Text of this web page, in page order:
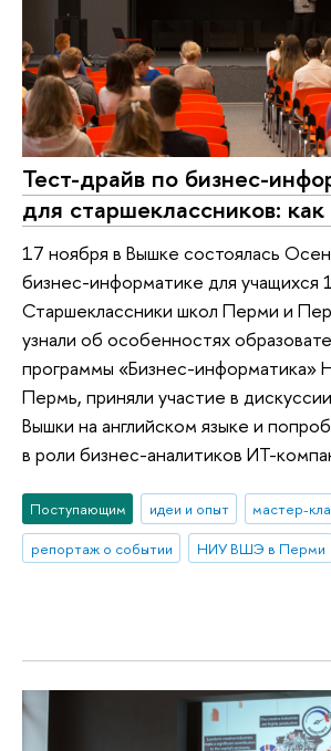
Тест-драйв по бизнес-
для старшеклассников:
17 ноября в Вышке состоялась
бизнес-информатике для учащихся
Старшеклассники школ Перми и
узнали об особенностях
программы «Бизнес-
Пермь, приняли участие в
Вышки на английском языке и
в роли бизнес-аналитиков ИТ-
Поступающим идеи и опыт
мастер-
репортаж о событии
НИУ ВШЭ в Перми